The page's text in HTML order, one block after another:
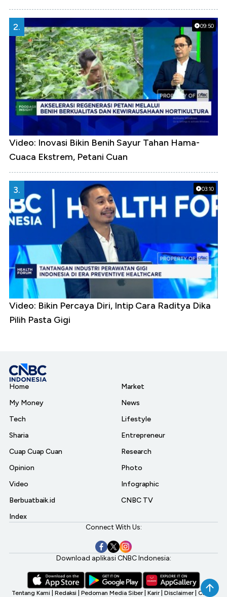
09:50
2.
Video: Inovasi Bikin Benih Sayur Tahan Hama-
Cuaca Ekstrem, Petani Cuan
03:10
3.
Video: Bikin Percaya Diri, Intip Cara Raditya Dika
Pilih Pasta Gigi
Home
My Money
Tech
Sharia
Cuap Cuap Cuan
Opinion
Video
Berbuatbaik.id
Index
Market
News
Lifestyle
Entrepreneur
Research
Photo
Infographic
CNBC TV
Connect With Us:
Download aplikasi CNBC Indonesia:
Tentang Kami Redaksi Pedoman Media Siber Karir Disclaimer CNBC